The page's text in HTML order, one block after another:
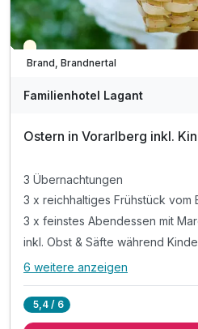
Saisonal verfügbar
Brand, Brandnertal
Familienhotel Lagant
Ostern in Vorarlberg inkl.
3 Übernachtungen
3 x reichhaltiges Frühstück vom
3 x feinstes Abendessen mit
inkl. Obst & Säfte während
Alle Inklusivleistungen
6 weitere anzeigen
5,4 / 6